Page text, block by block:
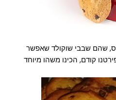
שהם שבבי שוקולד שאפשר
קודם, הכינו משהו מיוחד